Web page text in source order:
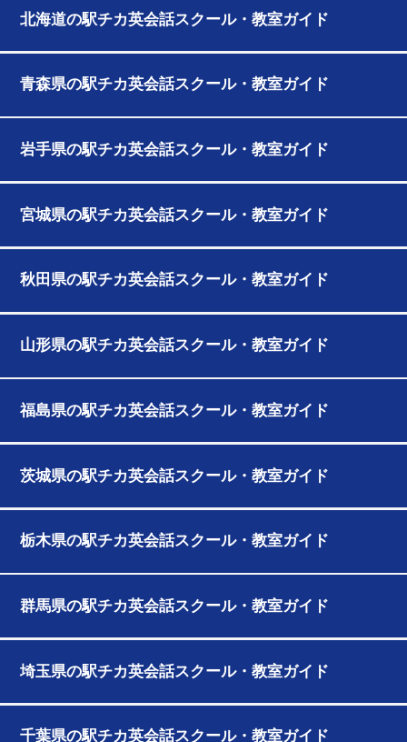
北海道の駅チカ英会話スクール・教室ガイド
青森県の駅チカ英会話スクール・教室ガイド
岩手県の駅チカ英会話スクール・教室ガイド
宮城県の駅チカ英会話スクール・教室ガイド
秋田県の駅チカ英会話スクール・教室ガイド
山形県の駅チカ英会話スクール・教室ガイド
福島県の駅チカ英会話スクール・教室ガイド
茨城県の駅チカ英会話スクール・教室ガイド
栃木県の駅チカ英会話スクール・教室ガイド
群馬県の駅チカ英会話スクール・教室ガイド
埼玉県の駅チカ英会話スクール・教室ガイド
千葉県の駅チカ英会話スクール・教室ガイド